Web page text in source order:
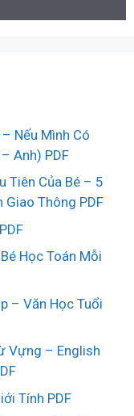
Nếu Mình Có
Anh) PDF
Tiên Của Bé – 5
Giao Thông PDF
Học Toán Mỗi
– Văn Học Tuổi
Vựng – English
Tính PDF